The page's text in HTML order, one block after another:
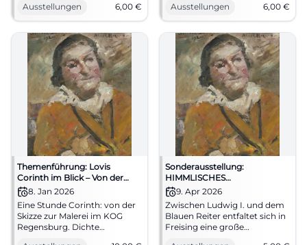
Forschung und Führungen.
24.10.2025–18.01.2026, Eintritt
ab 6 €. Erleben, verstehen,
staunen. #LovisCorinth
Ausstellungen 6,00 €
13:00–13:30, Eintritt 6/4 €.
Sehschule für alle – jetzt
anmelden.
#RegensburgKunst
Ausstellungen 6,00 €
Themenführung: Lovis
Corinth im Blick – Von der
Skizze zur Malerei
8. Jan 2026
Eine Stunde Corinth: von der
Skizze zur Malerei im KOG
Regensburg. Dichte
Sonderausstellung:
HIMMLISCHES
WIEDERSEHEN. Von Ludwig I.
zum Blauen Reiter
9. Apr 2026
Zwischen Ludwig I. und dem
Blauen Reiter entfaltet sich in
Freising eine große